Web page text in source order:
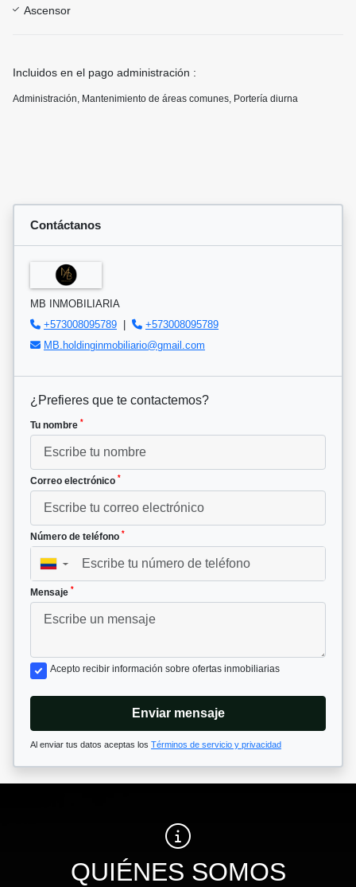
Ascensor
Incluidos en el pago administración :
Administración, Mantenimiento de áreas comunes, Porterí­a diurna
Contáctanos
MB INMOBILIARIA
+573008095789 |
+573008095789
MB.holdinginmobiliario@gmail.com
¿Prefieres que te contactemos?
Tu nombre *
Correo electrónico *
Número de teléfono *
▼
Mensaje *
Acepto recibir información sobre ofertas inmobiliarias
Enviar mensaje
Al enviar tus datos aceptas los Términos de servicio y privacidad
QUIÉNES SOMOS